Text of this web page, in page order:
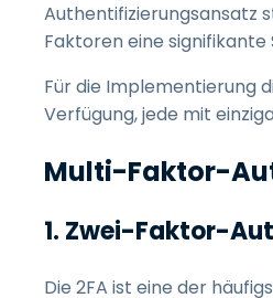
Authentifizierungsansatz
Faktoren eine
Für die Implementierung
Verfügung, jede mit
Multi-Faktor-
1. Zwei-Faktor-
Die 2FA ist eine der